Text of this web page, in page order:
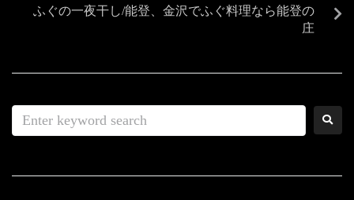
ふぐの一夜干し/能登、金沢でふぐ料理なら能登の
庄